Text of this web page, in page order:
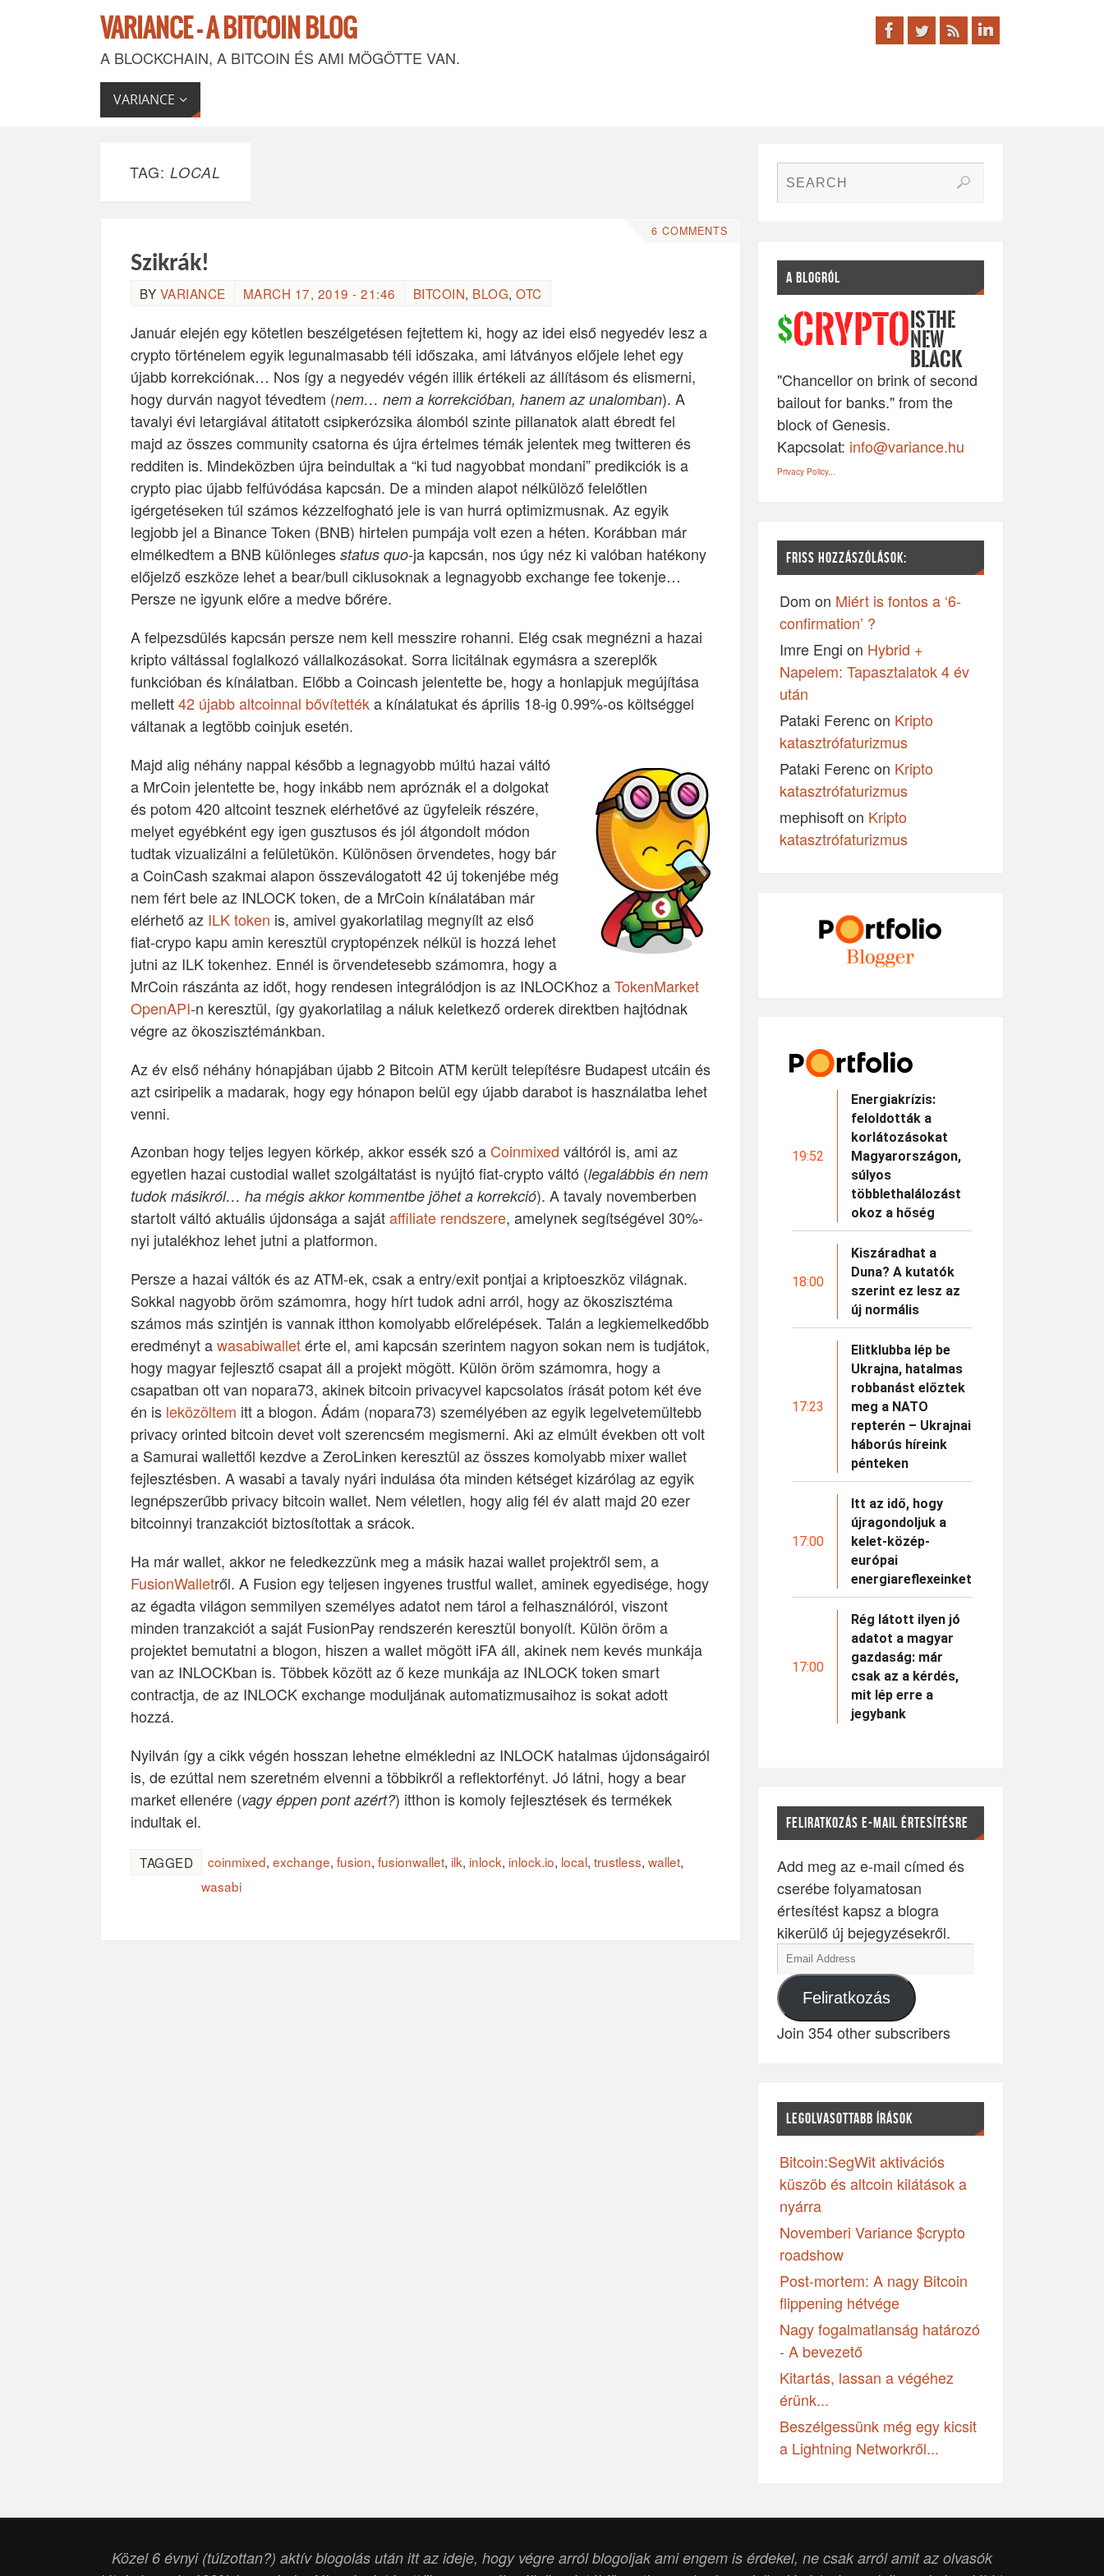
VARIANCE - A BITCOIN BLOG
A BLOCKCHAIN, A BITCOIN ÉS AMI MÖGÖTTE VAN.
VARIANCE
TAG: LOCAL
6 COMMENTS
Szikrák!
BY VARIANCE MARCH 17, 2019 - 21:46 BITCOIN, BLOG, OTC
Január elején egy kötetlen beszélgetésen fejtettem ki, hogy az idei első negyedév lesz a
crypto történelem egyik legunalmasabb téli időszaka, ami látványos előjele lehet egy
újabb korrekciónak… Nos így a negyedév végén illik értékeli az állításom és elismerni,
hogy durván nagyot tévedtem (nem… nem a korrekcióban, hanem az unalomban). A
tavalyi évi letargiával átitatott csipkerózsika álomból szinte pillanatok alatt ébredt fel
majd az összes community csatorna és újra értelmes témák jelentek meg twitteren és
redditen is. Mindeközben újra beindultak a “ki tud nagyobbat mondani” predikciók is a
crypto piac újabb felfúvódása kapcsán. De a minden alapot nélkülöző felelőtlen
igérgetéseken túl számos kézzelfogható jele is van hurrá optimizmusnak. Az egyik
legjobb jel a Binance Token (BNB) hirtelen pumpája volt ezen a héten. Korábban már
elmélkedtem a BNB különleges status quo-ja kapcsán, nos úgy néz ki valóban hatékony
előjelző eszköze lehet a bear/bull ciklusoknak a legnagyobb exchange fee tokenje…
Persze ne igyunk előre a medve bőrére.
A felpezsdülés kapcsán persze nem kell messzire rohanni. Elég csak megnézni a hazai
kripto váltással foglalkozó vállalkozásokat. Sorra licitálnak egymásra a szereplők
funkcióban és kínálatban. Előbb a Coincash jelentette be, hogy a honlapjuk megújítása
mellett42 újabb altcoinnal bővítettéka kínálatukat és április 18-ig 0.99%-os költséggel
váltanak a legtöbb coinjuk esetén.
Majd alig néhány nappal később a legnagyobb múltú hazai váltó
a MrCoin jelentette be, hogy inkább nem apróznák el a dolgokat
és potom 420 altcoint tesznek elérhetővé az ügyfeleik részére,
melyet egyébként egy igen gusztusos és jól átgondolt módon
tudtak vizualizálni a felületükön. Különösen örvendetes, hogy bár
a CoinCash szakmai alapon összeválogatott 42 új tokenjébe még
nem fért bele az INLOCK token, de a MrCoin kínálatában már
elérhető az ILK token is, amivel gyakorlatilag megnyílt az első
fiat-crypo kapu amin keresztül cryptopénzek nélkül is hozzá lehet
jutni az ILK tokenhez. Ennél is örvendetesebb számomra, hogy a
MrCoin rászánta az időt, hogy rendesen integrálódjon is az INLOCKhoz aTokenMarket
OpenAPI-n keresztül, így gyakorlatilag a náluk keletkező orderek direktben hajtódnak
végre az ökoszisztémánkban.
Az év első néhány hónapjában újabb 2 Bitcoin ATM került telepítésre Budapest utcáin és
azt csiripelik a madarak, hogy egy hónapon belül egy újabb darabot is használatba lehet
venni.
Azonban hogy teljes legyen körkép, akkor essék szó a Coinmixed váltóról is, ami az
egyetlen hazai custodial wallet szolgáltatást is nyújtó fiat-crypto váltó (legalábbis én nem
tudok másikról… ha mégis akkor kommentbe jöhet a korrekció). A tavaly novemberben
startolt váltó aktuális újdonsága a sajátaffiliate rendszere, amelynek segítségével 30%-
nyi jutalékhoz lehet jutni a platformon.
Persze a hazai váltók és az ATM-ek, csak a entry/exit pontjai a kriptoeszköz világnak.
Sokkal nagyobb öröm számomra, hogy hírt tudok adni arról, hogy az ökoszisztéma
számos más szintjén is vannak itthon komolyabb előrelépések. Talán a legkiemelkedőbb
eredményt awasabiwalletérte el, ami kapcsán szerintem nagyon sokan nem is tudjátok,
hogy magyar fejlesztő csapat áll a projekt mögött. Külön öröm számomra, hogy a
csapatban ott van nopara73, akinek bitcoin privacyvel kapcsolatos írását potom két éve
én is leközöltem itt a blogon. Ádám (nopara73) személyében az egyik legelvetemültebb
privacy orinted bitcoin devet volt szerencsém megismerni. Aki az elmúlt években ott volt
a Samurai wallettől kezdve a ZeroLinken keresztül az összes komolyabb mixer wallet
fejlesztésben. A wasabi a tavaly nyári indulása óta minden kétséget kizárólag az egyik
legnépszerűbb privacy bitcoin wallet. Nem véletlen, hogy alig fél év alatt majd 20 ezer
bitcoinnyi tranzakciót biztosítottak a srácok.
Ha már wallet, akkor ne feledkezzünk meg a másik hazai wallet projektről sem, a
FusionWalletről. A Fusion egy teljesen ingyenes trustful wallet, aminek egyedisége, hogy
az égadta világon semmilyen személyes adatot nem tárol a felhasználóról, viszont
minden tranzakciót a saját FusionPay rendszerén keresztül bonyolít. Külön öröm a
projektet bemutatni a blogon, hiszen a wallet mögött iFA áll, akinek nem kevés munkája
van az INLOCKban is. Többek között az ő keze munkája az INLOCK token smart
contractja, de az INLOCK exchange moduljának automatizmusaihoz is sokat adott
hozzá.
Nyilván így a cikk végén hosszan lehetne elmékledni az INLOCK hatalmas újdonságairól
is, de ezúttal nem szeretném elvenni a többikről a reflektorfényt. Jó látni, hogy a bear
market ellenére (vagy éppen pont azért?) itthon is komoly fejlesztések és termékek
indultak el.
TAGGED coinmixed, exchange, fusion, fusionwallet, ilk, inlock, inlock.io, local, trustless, wallet,
wasabi
A BLOGRÓL
$CRYPTO IS THE
NEW
BLACK
"Chancellor on brink of second
bailout for banks." from the
block of Genesis.
Kapcsolat: info@variance.hu
Privacy Policy...
FRISS HOZZÁSZÓLÁSOK:
Dom on Miért is fontos a ‘6-
confirmation’ ?
Imre Engi on Hybrid +
Napelem: Tapasztalatok 4 év
után
Pataki Ferencon Kripto
katasztrófaturizmus
Pataki Ferencon Kripto
katasztrófaturizmus
mephisofton Kripto
katasztrófaturizmus
19:52
Energiakrízis:
feloldották a
korlátozásokat
Magyarországon,
súlyos
többlethalálozást
okoz a hőség
18:00
Kiszáradhat a
Duna? A kutatók
szerint ez lesz az
új normális
17:23
Elitklubba lép be
Ukrajna, hatalmas
robbanást előztek
meg a NATO
repterén – Ukrajnai
háborús híreink
pénteken
17:00
Itt az idő, hogy
újragondoljuk a
kelet-közép-
európai
energiareflexeinket
17:00
Rég látott ilyen jó
adatot a magyar
gazdaság: már
csak az a kérdés,
mit lép erre a
jegybank
FELIRATKOZÁS E-MAIL ÉRTESÍTÉSRE
Add meg az e-mail címed és
cserébe folyamatosan
értesítést kapsz a blogra
kikerülő új bejegyzésekről.
Feliratkozás
Join 354 other subscribers
LEGOLVASOTTABB ÍRÁSOK
Bitcoin:SegWit aktivációs
küszöb és altcoin kilátások a
nyárra
Novemberi Variance $crypto
roadshow
Post-mortem: A nagy Bitcoin
flippening hétvége
Nagy fogalmatlanság határozó
- A bevezető
Kitartás, lassan a végéhez
érünk...
Beszélgessünk még egy kicsit
a Lightning Networkről...
Közel 6 évnyi (túlzottan?) aktív blogolás után itt az ideje, hogy végre arról blogoljak ami engem is érdekel, ne csak arról amit az olvasók